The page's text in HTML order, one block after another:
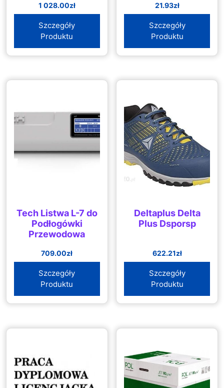
1 028.00zł
Szczegóły
Produktu
21.93zł
Szczegóły
Produktu
Tech Listwa L-7 do
Podłogówki
Przewodowa
709.00zł
Szczegóły
Produktu
Deltaplus Delta
Plus Dsporsp
622.21zł
Szczegóły
Produktu